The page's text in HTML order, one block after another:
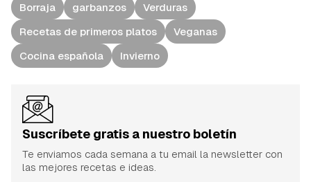
Borraja garbanzos
Verduras
Recetas de primeros platos
Veganas
Cocina española
Invierno
Suscríbete gratis a nuestro boletín
Te enviamos cada semana a tu email la newsletter con
las mejores recetas e ideas.